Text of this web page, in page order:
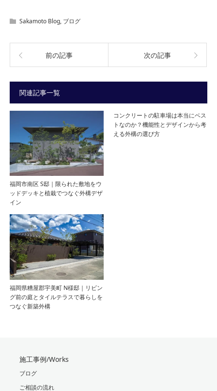
Sakamoto Blog, ブログ
前の記事 次の記事
関連記事一覧
福岡市南区 S邸｜限られた敷地をウ
ッドデッキと植栽でつなぐ外構デザ
イン
コンクリートの駐車場は本当にベス
トなのか？機能性とデザインから考
える外構の選び方
福岡県糟屋郡宇美町 N様邸｜リビン
グ前の庭とタイルテラスで暮らしを
つなぐ新築外構
施工事例/Works
ブログ
ご相談の流れ